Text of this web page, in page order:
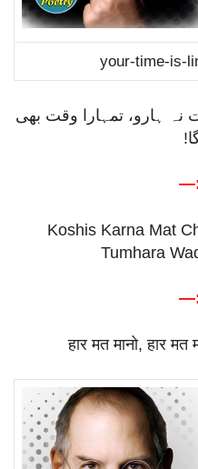
your-time-is-
ہارو، تمہارا وقت بھی
Koshis Karna Mat
Tumhara
हार मत मानो,हार मत